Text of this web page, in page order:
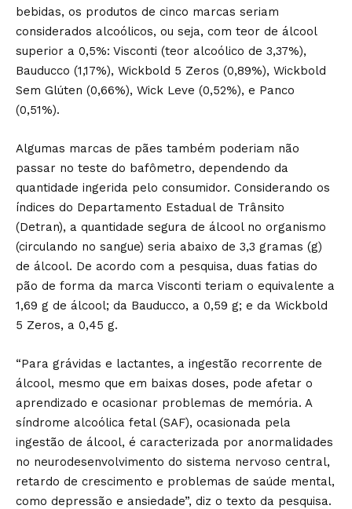
bebidas, os produtos de cinco marcas seriam
considerados alcoólicos, ou seja, com teor de álcool
superior a 0,5%: Visconti (teor alcoólico de 3,37%),
Bauducco (1,17%), Wickbold 5 Zeros (0,89%), Wickbold
Sem Glúten (0,66%), Wick Leve (0,52%), e Panco
(0,51%).
Algumas marcas de pães também poderiam não
passar no teste do bafômetro, dependendo da
quantidade ingerida pelo consumidor. Considerando os
índices do Departamento Estadual de Trânsito
(Detran), a quantidade segura de álcool no organismo
(circulando no sangue) seria abaixo de 3,3 gramas (g)
de álcool. De acordo com a pesquisa, duas fatias do
pão de forma da marca Visconti teriam o equivalente a
1,69 g de álcool; da Bauducco, a 0,59 g; e da Wickbold
5 Zeros, a 0,45 g.
“Para grávidas e lactantes, a ingestão recorrente de
álcool, mesmo que em baixas doses, pode afetar o
aprendizado e ocasionar problemas de memória. A
síndrome alcoólica fetal (SAF), ocasionada pela
ingestão de álcool, é caracterizada por anormalidades
no neurodesenvolvimento do sistema nervoso central,
retardo de crescimento e problemas de saúde mental,
como depressão e ansiedade”, diz o texto da pesquisa.